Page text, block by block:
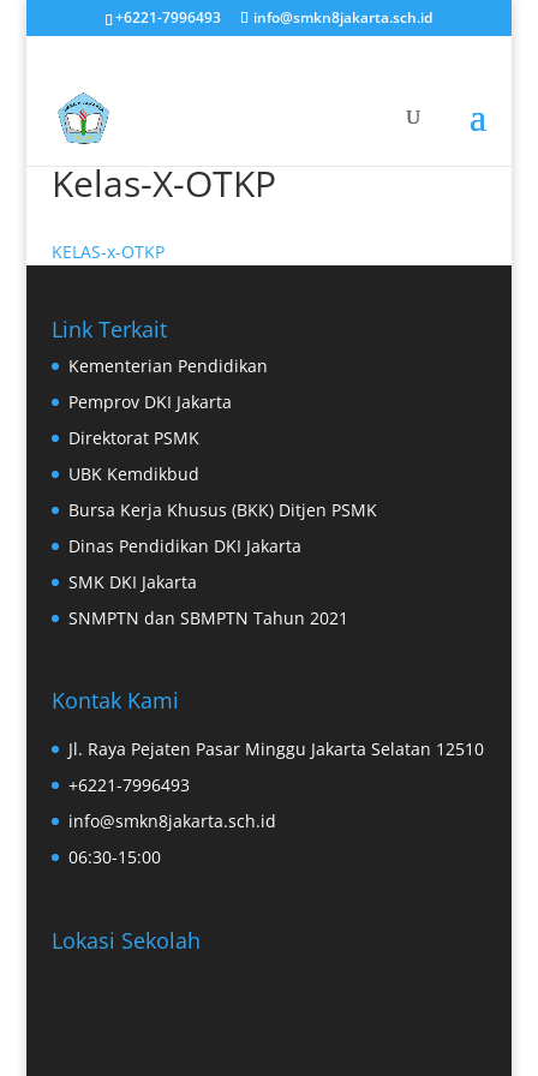
+6221-7996493 info@smkn8jakarta.sch.id
Kelas-X-OTKP
KELAS-x-OTKP
Link Terkait
Kementerian Pendidikan
Pemprov DKI Jakarta
Direktorat PSMK
UBK Kemdikbud
Bursa Kerja Khusus (BKK) Ditjen PSMK
Dinas Pendidikan DKI Jakarta
SMK DKI Jakarta
SNMPTN dan SBMPTN Tahun 2021
Kontak Kami
Jl. Raya Pejaten Pasar Minggu Jakarta Selatan 12510
+6221-7996493
info@smkn8jakarta.sch.id
06:30-15:00
Lokasi Sekolah